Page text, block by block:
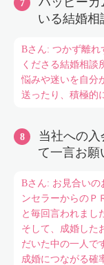
いる結婚相
Bさん: つかず離れ
くださる結婚相談
悩みや迷いを自分
送ったり、積極的
当社への
て一言お願
Bさん: お見合いの
ンセラーからのＰ
と毎回言われまし
そして、成婚した
だいた中の一人で
成婚につながる確